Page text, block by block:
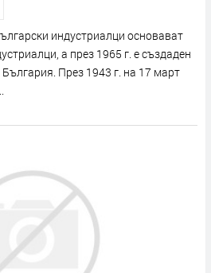
индустриалци основават
а през 1965 г. е създаден
През 1943 г. на 17 март